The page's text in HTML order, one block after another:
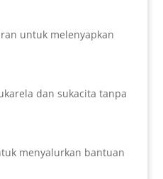
untuk melenyapkan
dan sukacita tanpa
menyalurkan bantuan